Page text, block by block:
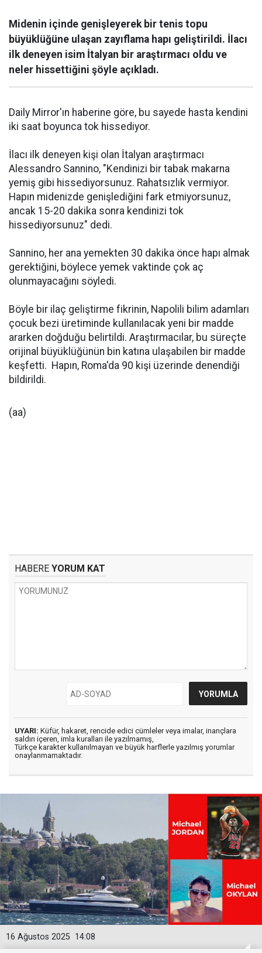
Midenin içinde genişleyerek bir tenis topu
büyüklüğüne ulaşan zayıflama hapı geliştirildi. İlacı
ilk deneyen isim İtalyan bir araştırmacı oldu ve
neler hissettiğini şöyle açıkladı.
Daily Mirror'ın haberine göre, bu sayede hasta kendini
iki saat boyunca tok hissediyor.
İlacı ilk deneyen kişi olan İtalyan araştırmacı
Alessandro Sannino, "Kendinizi bir tabak makarna
yemiş gibi hissediyorsunuz. Rahatsızlık vermiyor.
Hapın midenizde genişlediğini fark etmiyorsunuz,
ancak 15-20 dakika sonra kendinizi tok
hissediyorsunuz" dedi.
Sannino, her ana yemekten 30 dakika önce hapı almak
gerektiğini, böylece yemek vaktinde çok aç
olunmayacağını söyledi.
Böyle bir ilaç geliştirme fikrinin, Napolili bilim adamları
çocuk bezi üretiminde kullanılacak yeni bir madde
ararken doğduğu belirtildi. Araştırmacılar, bu süreçte
orijinal büyüklüğünün bin katına ulaşabilen bir madde
keşfetti. Hapın, Roma'da 90 kişi üzerinde denendiği
bildirildi.
(aa)
HABERE YORUM KAT
UYARI: Küfür, hakaret, rencide edici cümleler veya imalar, inançlara
saldırı içeren, imla kuralları ile yazılmamış,
Türkçe karakter kullanılmayan ve büyük harflerle yazılmış yorumlar
onaylanmamaktadır.
14:08
16 Ağustos 2025